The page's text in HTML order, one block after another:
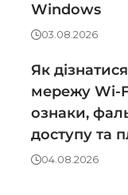
Windows
03.08.2026
Як
мережу Wi-
ознаки,
доступу та
04.08.2026